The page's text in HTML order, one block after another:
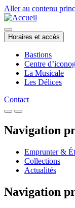
Aller au contenu
Horaires et accès
Bastions
Centre
La Musicale
Les Délices
Contact
Navigation
Emprunter &
Collections
Actualités
Navigation